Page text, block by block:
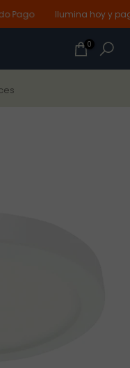
Ilumina hoy y
0